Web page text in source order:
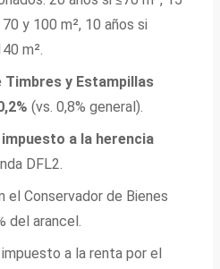
y 100 m², 10 años si
m².
Timbres y Estampillas
(vs. 0,8% general).
impuesto a la herencia
DFL2.
el Conservador de Bienes
del arancel.
a la renta por el